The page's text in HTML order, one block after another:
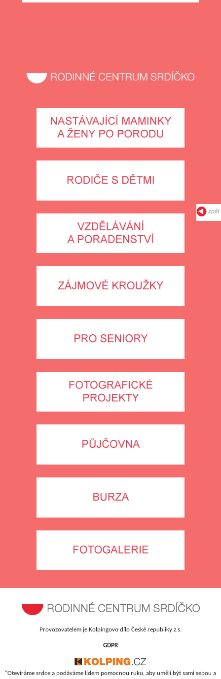
Provozovatelem je Kolpingovo dílo České republiky z.s.
GDPR
"Otevíráme srdce a podáváme lidem pomocnou ruku, aby uměli být sami sebou a